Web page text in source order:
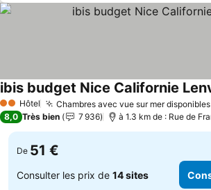
2 Étoiles
Hôtel Chambres avec vue sur mer disponibles
ibis budget Nice Californie
8,0 Très bien 7 936 à 1.3 km de : Rue de
De 51 €
Consulter les prix de 14 sites